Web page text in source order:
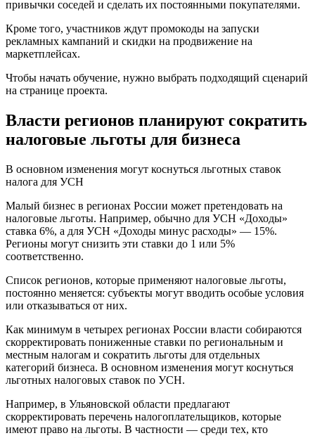
привычки соседей и сделать их постоянными покупателями.
Кроме того, участников ждут промокоды на запуски
рекламных кампаний и скидки на продвижение на
маркетплейсах.
Чтобы начать обучение, нужно выбрать подходящий сценарий
на странице проекта.
Власти регионов планируют сократить
налоговые льготы для бизнеса
В основном изменения могут коснуться льготных ставок
налога для УСН
Малый бизнес в регионах России может претендовать на
налоговые льготы. Например, обычно для УСН «Доходы»
ставка 6%, а для УСН «Доходы минус расходы» — 15%.
Регионы могут снизить эти ставки до 1 или 5%
соответственно.
Список регионов, которые применяют налоговые льготы,
постоянно меняется: субъекты могут вводить особые условия
или отказываться от них.
Как минимум в четырех регионах России власти собираются
скорректировать пониженные ставки по региональным и
местным налогам и сократить льготы для отдельных
категорий бизнеса. В основном изменения могут коснуться
льготных налоговых ставок по УСН.
Например, в Ульяновской области предлагают
скорректировать перечень налогоплательщиков, которые
имеют право на льготы. В частности — среди тех, кто